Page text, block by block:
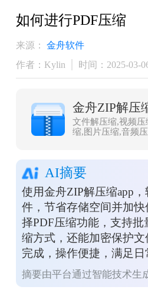
如何进行PDF压缩
来源：
金舟软件
作者：Kylin
时间：2025-03-
文件解压缩,视频压
缩,图片压缩,音频
AI摘要
使用金舟ZIP解压缩app
件，节省存储空间并加
择PDF压缩功能，支持
缩方式，还能加密保护
完成，操作便捷，满足日
摘要由平台通过智能技术生